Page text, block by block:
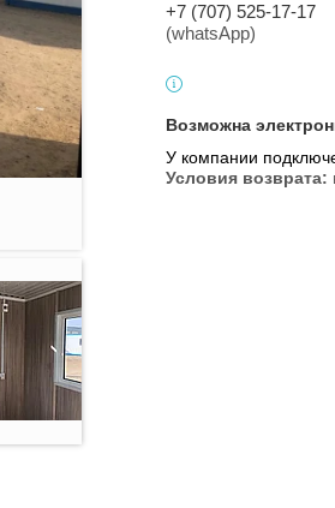
+7 (707) 525-17-17
(whatsApp)
У компании